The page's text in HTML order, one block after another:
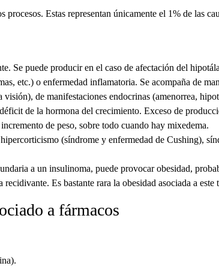
procesos. Estas representan únicamente el 1% de las
Se puede producir en el caso de afectación del
etc.) o enfermedad inflamatoria. Se acompaña de
visión), de manifestaciones endocrinas (amenorrea,
de la hormona del crecimiento. Exceso de
de peso, sobre todo cuando hay mixedema.
(síndrome y enfermedad de Cushing),
a un insulinoma, puede provocar obesidad,
Es bastante rara la obesidad asociada a este
a fármacos